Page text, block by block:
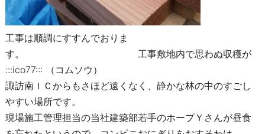
工事は順調にすすんでおりま
す。 工事敷地内で思わぬ収穫が
:::ico77::: （コムソウ）
諏訪南ＩＣからもさほど遠くなく、静かな林の中のすごし
やすい場所です。
現場施工管理担当の当社建築部若手のホープＹさんが昼食